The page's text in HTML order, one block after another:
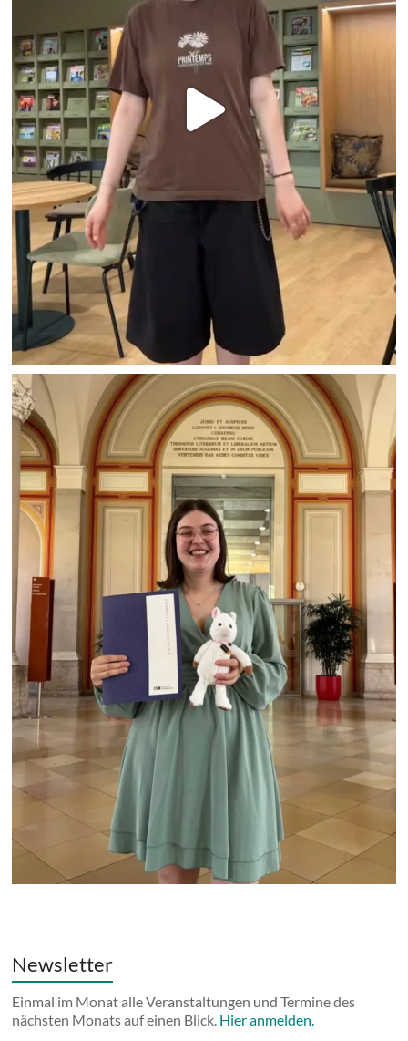
Newsletter
Einmal im Monat alle Veranstaltungen und Termine des
nächsten Monats auf einen Blick. Hier anmelden.